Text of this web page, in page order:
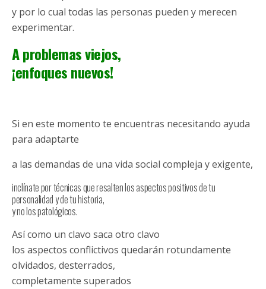
y por lo cual todas las personas pueden y merecen
experimentar.
A problemas viejos,
¡enfoques nuevos!
Si en este momento te encuentras necesitando ayuda
para adaptarte
a las demandas de una vida social compleja y exigente,
inclínate por técnicas que resalten los aspectos positivos de tu
personalidad y de tu historia,
y no los patológicos.
Así como un clavo saca otro clavo
los aspectos conflictivos quedarán rotundamente
olvidados, desterrados,
completamente superados